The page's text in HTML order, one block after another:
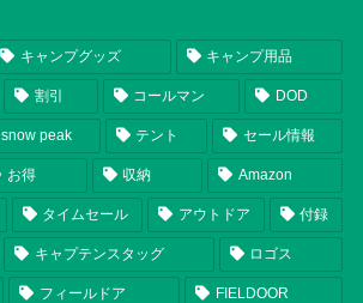
キャンプグッズ キャンプ用品
割引 コールマン DOD
snow peak テント セール情報
お得 収納 Amazon
タイムセール アウトドア 付録
キャプテンスタッグ ロゴス
フィールドア FIELDOOR